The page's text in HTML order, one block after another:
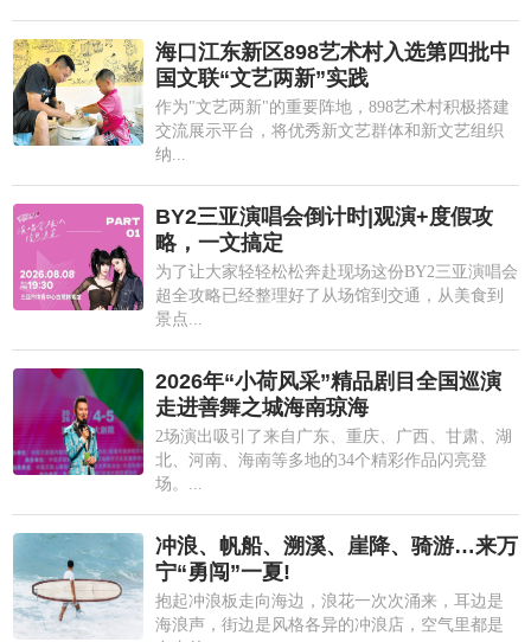
海口江东新区898艺术村入选第四批中
国文联“文艺两新”实践
作为"文艺两新"的重要阵地，898艺术村积极搭建
交流展示平台，将优秀新文艺群体和新文艺组织
纳...
BY2三亚演唱会倒计时|观演+度假攻
略，一文搞定
为了让大家轻轻松松奔赴现场这份BY2三亚演唱会
超全攻略已经整理好了从场馆到交通，从美食到
景点...
2026年“小荷风采”精品剧目全国巡演
走进善舞之城海南琼海
2场演出吸引了来自广东、重庆、广西、甘肃、湖
北、河南、海南等多地的34个精彩作品闪亮登
场。...
冲浪、帆船、溯溪、崖降、骑游…来万
宁“勇闯”一夏!
抱起冲浪板走向海边，浪花一次次涌来，耳边是
海浪声，街边是风格各异的冲浪店，空气里都是